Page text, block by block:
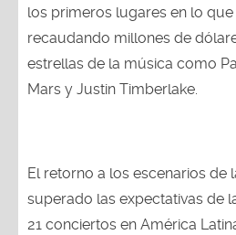
los primeros lugares en lo que
recaudando millones de
estrellas de la música como
Mars y Justin Timberlake.
El retorno a los escenarios de
superado las expectativas de
21 conciertos en América